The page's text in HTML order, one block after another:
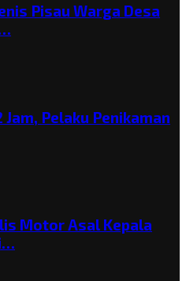
Pisau Warga Desa
Jam, Pelaku Penikaman
Motor Asal Kepala